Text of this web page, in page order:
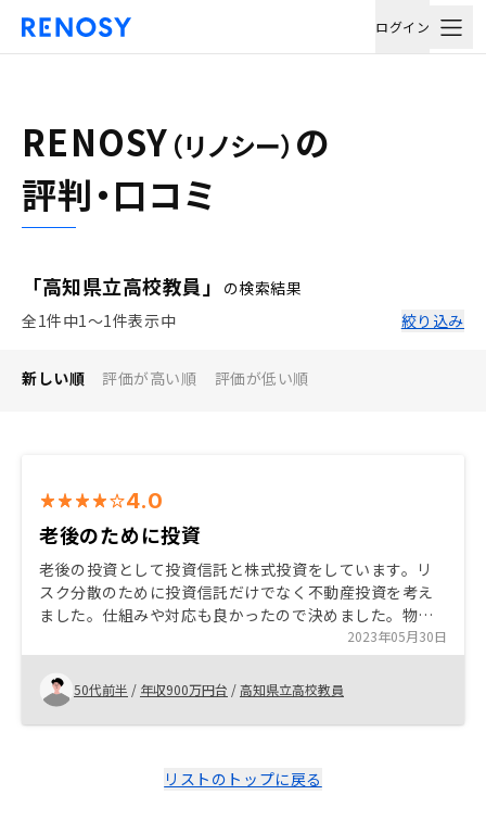
ログイン
RENOSY （リノシー） の
評判・口コミ
「高知県立高校教員」
の検索結果
全1件中1〜1件表示中
絞り込み
新しい順 評価が高い順 評価が低い順
4.0
老後のために投資
老後の投資として投資信託と株式投資をしています。リ
スク分散のために投資信託だけでなく不動産投資を考え
ました。仕組みや対応も良かったので決めました。物件
の管理を任せきりにできることがすごく助かります。今
後のアプリでの報告に期待して、気分もあがります。
2023年05月30日
50代前半 / 年収900万円台 /高知県立高校教員
リストのトップに戻る